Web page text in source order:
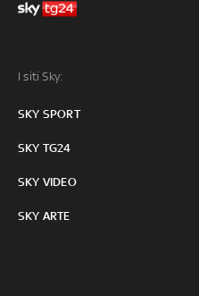
I siti Sky:
SKY SPORT
SKY TG24
SKY VIDEO
SKY ARTE